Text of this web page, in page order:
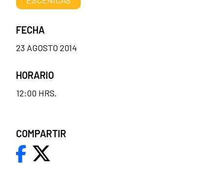
FECHA
23 AGOSTO 2014
HORARIO
12:00 HRS.
COMPARTIR